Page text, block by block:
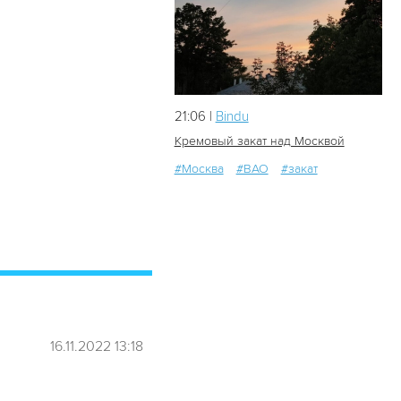
16.11.2022 13:18
21:06 | Bindu
Кремовый закат над Москвой
#Москва
#ВАО #закат